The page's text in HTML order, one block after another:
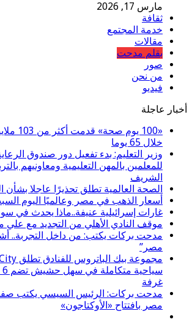
مارس 17, 2026
ثقافة
خدمة المجتمع
مقالات
بقلم مدحت
صور
من نحن
فيديو
أخبار عاجلة
«100
خلال 65 يوما
وزير التعليم: بدء تفعيل دور صندوق
للمعلمين بالمهن التعليمية ومعاونيهم
الشريف
الصحة العالمية تطلق تحذيرًا عاجلا
أسعار الذهب في مصر وعالميًا اليوم السبت 30-3-
غارات إسرائيلية عنيفة..ماذا يحدث في
موقف النادي الأهلي من التجديد مع علي
مدحت بركات يكتب: من داخل التجربة..
مصر”
غرفة
مدحت بركات: الرئيس السيسي يكتب
مصر بافتتاح «الأوكتاجون»